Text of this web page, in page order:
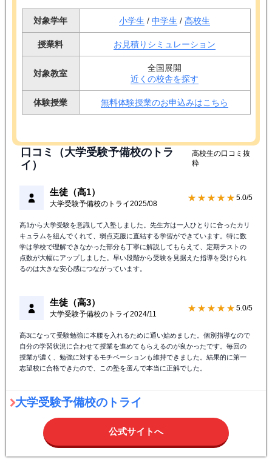
対象学年 小学生 / 中学生 / 高校生
授業料 お見積りシミュレーション
対象教室
全国展開
近くの校舎を探す
体験授業 無料体験授業のお申込みはこちら
口コミ（大学受験予備校のトラ
イ）
高校生の口コミ抜
粋
生徒（高1）
大学受験予備校のトライ2025/08
★★★★★ 5.0/5
高1から大学受験を意識して入塾しました。先生方は一人ひとりに合ったカリ
キュラムを組んでくれて、弱点克服に直結する学習ができています。特に数
学は学校で理解できなかった部分も丁寧に解説してもらえて、定期テストの
点数が大幅にアップしました。早い段階から受験を見据えた指導を受けられ
るのは大きな安心感につながっています。
生徒（高3）
大学受験予備校のトライ2024/11
★★★★★ 5.0/5
高3になって受験勉強に本腰を入れるために通い始めました。個別指導なので
自分の学習状況に合わせて授業を進めてもらえるのが良かったです。毎回の
授業が濃く、勉強に対するモチベーションも維持できました。結果的に第一
志望校に合格できたので、この塾を選んで本当に正解でした。
大学受験予備校のトライ
公式サイトへ